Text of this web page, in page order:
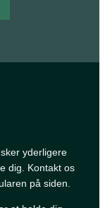
yderligere
dig. Kontakt os
på siden.